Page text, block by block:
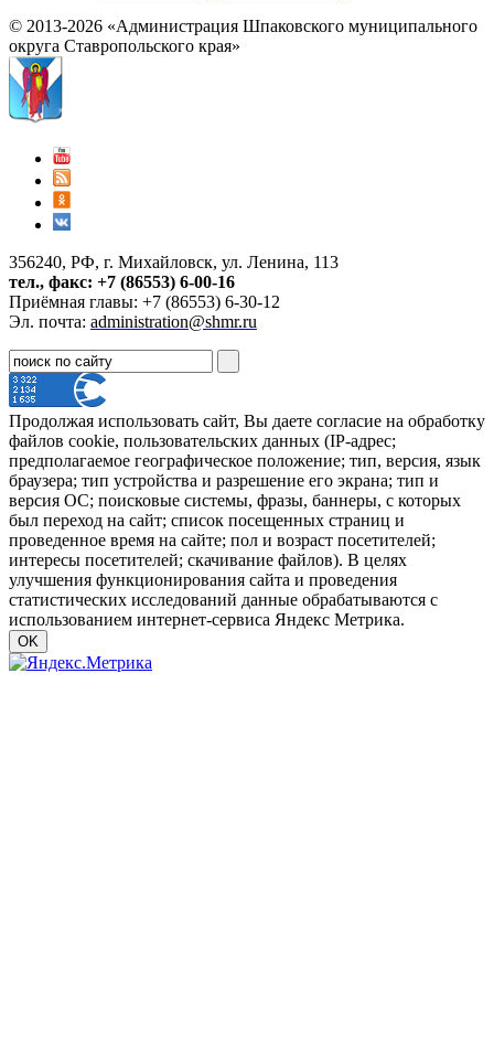
© 2013-2026 «Администрация Шпаковского муниципального
округа Ставропольского края»
356240, РФ, г. Михайловск, ул. Ленина, 113
тел., факс: +7 (86553) 6-00-16
Приёмная главы: +7 (86553) 6-30-12
Эл. почта: administration@shmr.ru
Продолжая использовать сайт, Вы даете согласие на обработку
файлов cookie, пользовательских данных (IP-адрес;
предполагаемое географическое положение; тип, версия, язык
браузера; тип устройства и разрешение его экрана; тип и
версия ОС; поисковые системы, фразы, баннеры, с которых
был переход на сайт; список посещенных страниц и
проведенное время на сайте; пол и возраст посетителей;
интересы посетителей; скачивание файлов). В целях
улучшения функционирования сайта и проведения
статистических исследований данные обрабатываются с
использованием интернет-сервиса Яндекс Метрика.
OK